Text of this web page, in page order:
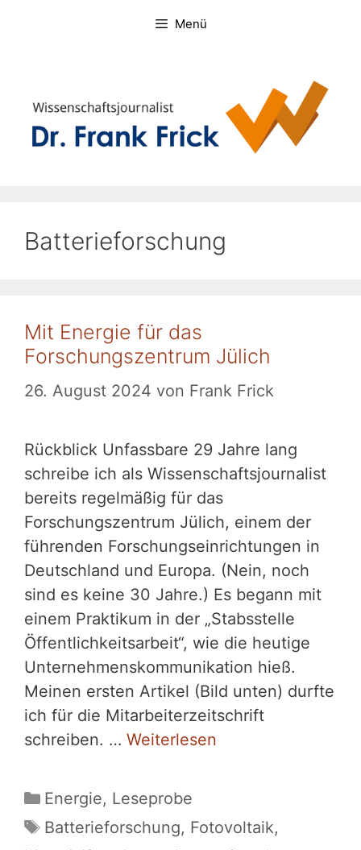
Menü
Batterieforschung
Mit Energie für das
Forschungszentrum Jülich
26. August 2024 von Frank Frick
Rückblick Unfassbare 29 Jahre lang
schreibe ich als Wissenschaftsjournalist
bereits regelmäßig für das
Forschungszentrum Jülich, einem der
führenden Forschungseinrichtungen in
Deutschland und Europa. (Nein, noch
sind es keine 30 Jahre.) Es begann mit
einem Praktikum in der „Stabsstelle
Öffentlichkeitsarbeit“, wie die heutige
Unternehmenskommunikation hieß.
Meinen ersten Artikel (Bild unten) durfte
ich für die Mitarbeiterzeitschrift
schreiben. … Weiterlesen
Kategorien
Energie, Leseprobe
Schlagwörter
Batterieforschung, Fotovoltaik,